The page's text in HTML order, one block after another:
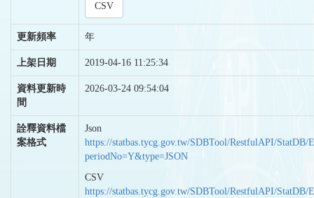
CSV
更新頻率 年
上架日期 2019-04-16 11:25:34
資料更新時
間
2026-03-24 09:54:04
詮釋資料檔
案格式
Json
https://statbas.tycg.gov.tw/SDBTool/RestfulAPI/StatDB/
periodNo=Y&type=JSON
CSV
https://statbas.tycg.gov.tw/SDBTool/RestfulAPI/StatDB/